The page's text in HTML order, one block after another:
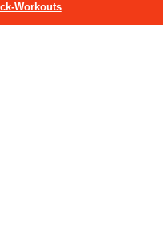
Workouts